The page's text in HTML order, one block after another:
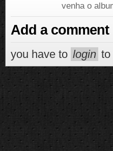
venha o
Add a comment
you have to login to